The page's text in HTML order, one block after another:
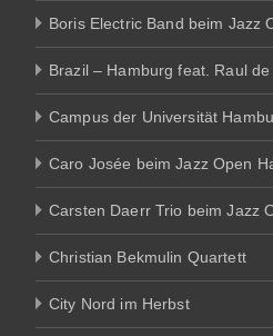
Boris Electric Band beim Jazz
Brazil – Hamburg feat. Raul de
Campus der Universität
Caro Josée beim Jazz Open
Carsten Daerr Trio beim Jazz
Christian Bekmulin Quartett
City Nord im Herbst